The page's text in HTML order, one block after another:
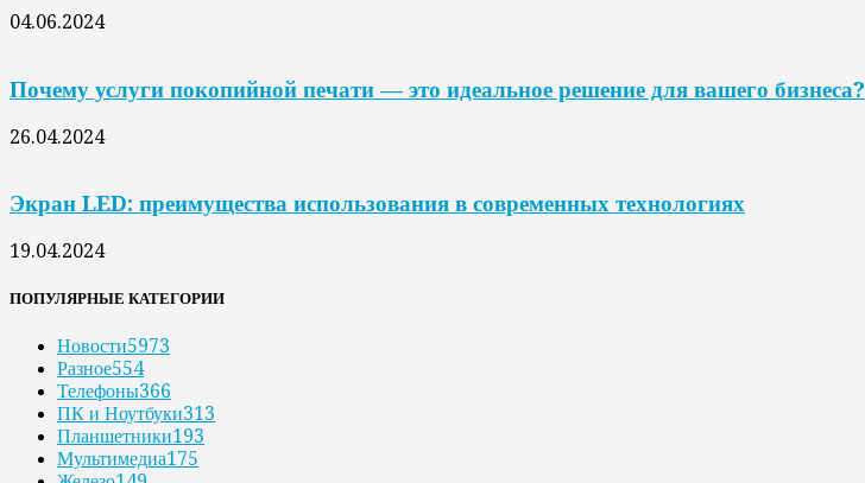
04.06.2024
Почему услуги покопийной печати — это идеальное решение для вашего бизнеса?
26.04.2024
Экран LED: преимущества использования в современных технологиях
19.04.2024
ПОПУЛЯРНЫЕ КАТЕГОРИИ
Новости5973
Разное554
Телефоны366
ПК и Ноутбуки313
Планшетники193
Мультимедиа175